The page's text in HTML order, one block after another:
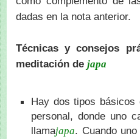
dadas en la nota anterior.
Técnicas y consejos
meditación de japa
Hay dos tipos básicos
personal, donde uno
llamajapa. Cuando